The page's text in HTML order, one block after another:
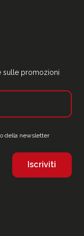
sulle promozioni
della newsletter